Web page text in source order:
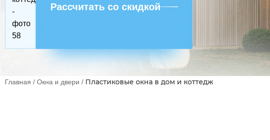
Рассчитать со скидкой
Главная / Окна и двери / Пластиковые окна в дом и коттедж